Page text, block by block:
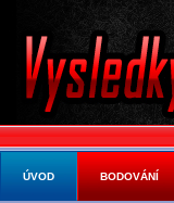
ÚVOD BODOVÁNÍ